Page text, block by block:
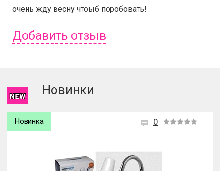
очень жду весну чтоыб поробовать!
Добавить отзыв
Новинки
0
Новинка